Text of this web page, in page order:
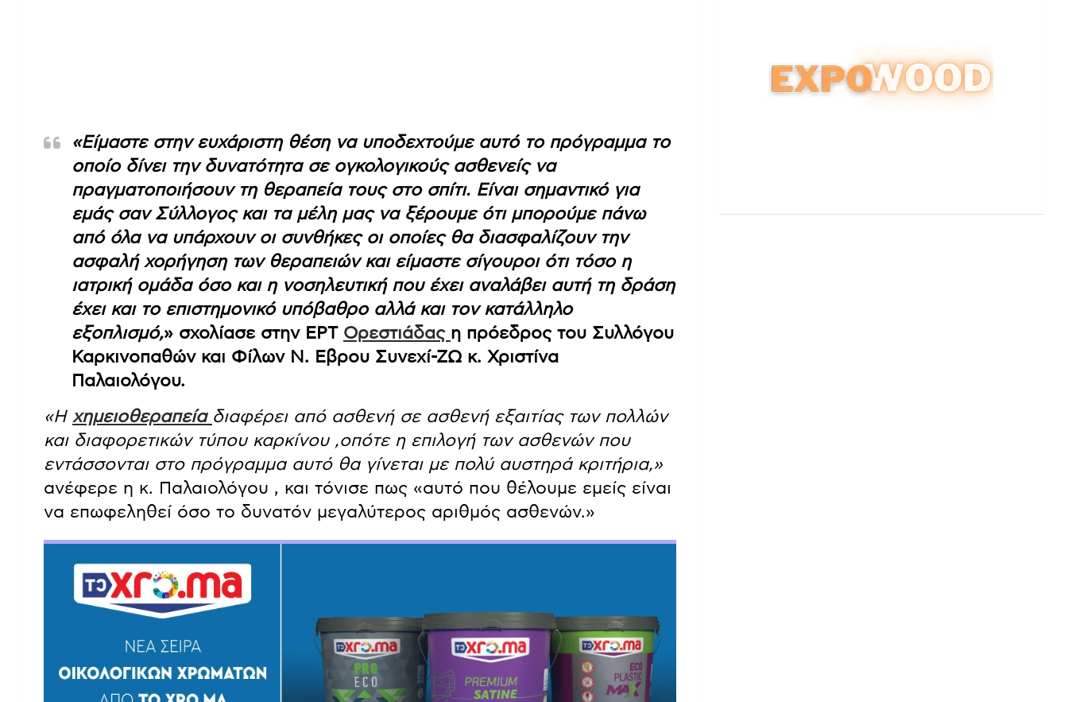
«Είμαστε στην ευχάριστη θέση να υποδεχτούμε αυτό το πρόγραμμα το
οποίο δίνει την δυνατότητα σε ογκολογικούς ασθενείς να
πραγματοποιήσουν τη θεραπεία τους στο σπίτι. Είναι σημαντικό για
εμάς σαν Σύλλογος και τα μέλη μας να ξέρουμε ότι μπορούμε πάνω
από όλα να υπάρχουν οι συνθήκες οι οποίες θα διασφαλίζουν την
ασφαλή χορήγηση των θεραπειών και είμαστε σίγουροι ότι τόσο η
ιατρική ομάδα όσο και η νοσηλευτική που έχει αναλάβει αυτή τη δράση
έχει και το επιστημονικό υπόβαθρο αλλά και τον κατάλληλο
εξοπλισμό,» σχολίασε στην ΕΡΤ Ορεστιάδας η πρόεδρος του Συλλόγου
Καρκινοπαθών και Φίλων Ν. Εβρου Συνεχί-ΖΩ κ. Χριστίνα
Παλαιολόγου.
«Η χημειοθεραπεία διαφέρει από ασθενή σε ασθενή εξαιτίας των πολλών
και διαφορετικών τύπου καρκίνου ,οπότε η επιλογή των ασθενών που
εντάσσονται στο πρόγραμμα αυτό θα γίνεται με πολύ αυστηρά κριτήρια,»
ανέφερε η κ. Παλαιολόγου , και τόνισε πως «αυτό που θέλουμε εμείς είναι
να επωφεληθεί όσο το δυνατόν μεγαλύτερος αριθμός ασθενών.»